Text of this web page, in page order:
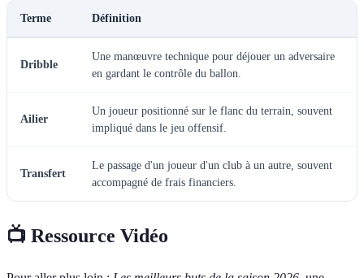
Terme Définition
Dribble
Une manœuvre technique pour déjouer un adversaire
en gardant le contrôle du ballon.
Ailier
Un joueur positionné sur le flanc du terrain, souvent
impliqué dans le jeu offensif.
Transfert
Le passage d'un joueur d'un club à un autre, souvent
accompagné de frais financiers.
📺 Ressource Vidéo